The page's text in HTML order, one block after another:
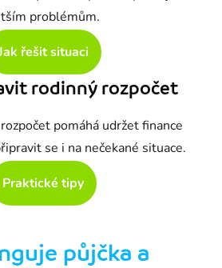
problémům.
řešit situaci
rodinný rozpočet
pomáhá udržet finance
se i na nečekané situace.
Praktické tipy
půjčka a